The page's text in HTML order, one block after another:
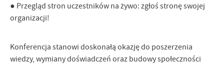
● Przegląd stron uczestników na żywo: zgłoś stronę swojej
organizacji!
Konferencja stanowi doskonałą okazję do poszerzenia
wiedzy, wymiany doświadczeń oraz budowy społeczności